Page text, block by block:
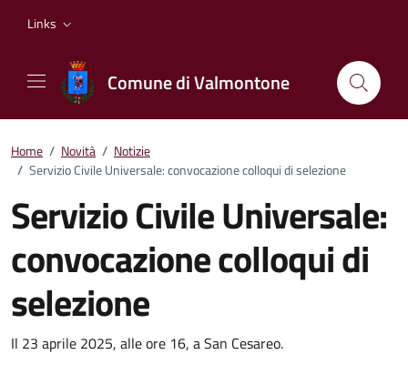
Links
Comune di Valmontone
Home / Novità / Notizie
/ Servizio Civile Universale: convocazione colloqui di selezione
Servizio Civile Universale:
convocazione colloqui di
selezione
Dettagli della notizia
Il 23 aprile 2025, alle ore 16, a San Cesareo.